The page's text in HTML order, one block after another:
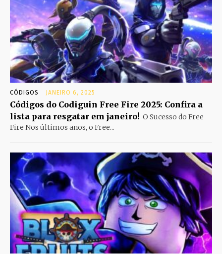
CÓDIGOS JANEIRO 6, 2025
Códigos do Codiguin Free Fire 2025: Confira a
lista para resgatar em janeiro! O Sucesso do Free
Fire Nos últimos anos, o Free...